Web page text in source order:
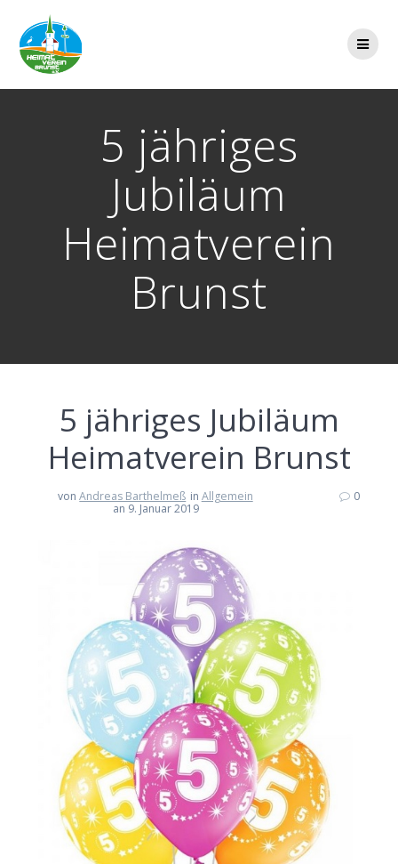
5 jähriges
Jubiläum
Heimatverein
Brunst
5 jähriges Jubiläum
Heimatverein Brunst
vonAndreas Barthelmeß in Allgemein
an 9. Januar 2019
0